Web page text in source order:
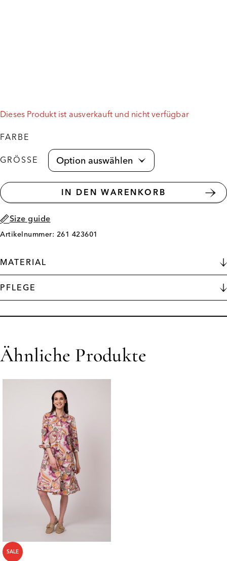
Dieses Produkt ist ausverkauft und nicht verfügbar
FARBE
GRÖSSE
IN DEN WARENKORB
Size guide
Artikelnummer: 261 423601
MATERIAL
PFLEGE
Ähnliche Produkte
SALE